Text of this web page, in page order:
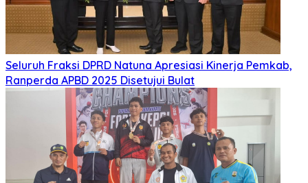
Seluruh Fraksi DPRD Natuna Apresiasi Kinerja Pemkab,
Ranperda APBD 2025 Disetujui Bulat